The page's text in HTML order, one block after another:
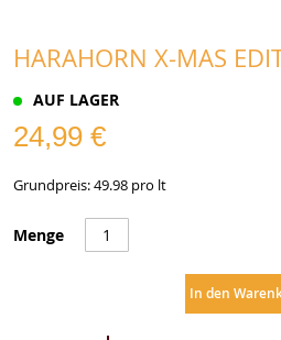
HARAHORN X-MAS
AUF LAGER
24,99 €
Grundpreis: 49.98 pro lt
Menge
In den